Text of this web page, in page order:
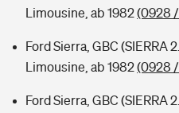
Limousine, ab 1982(0928
Ford Sierra, GBC (SIERRA
Limousine, ab 1982(0928
Ford Sierra, GBC (SIERRA